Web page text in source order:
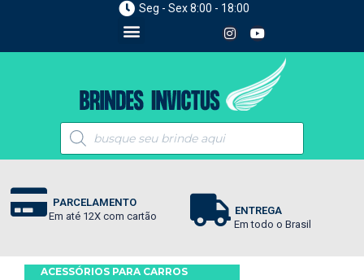
Seg - Sex 8:00 - 18:00
PARCELAMENTO
Em até 12X com cartão
ENTREGA
Em todo o Brasil
ACESSÓRIOS PARA CARROS